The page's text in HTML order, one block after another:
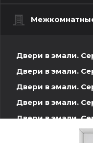
Двери в эмали.
Двери в эмали.
Двери в эмали.
Двери в эмали.
Двери в эмали.
Шпонированные